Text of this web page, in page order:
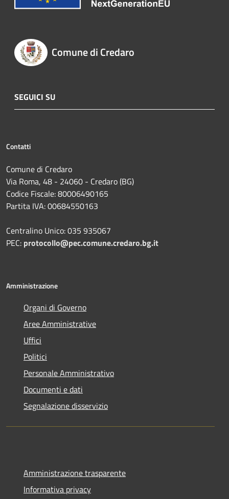
Comune di Credaro
SEGUICI SU
Contatti
Comune di Credaro
Via Roma, 48 - 24060 - Credaro (BG)
Codice Fiscale: 80006490165
Partita IVA: 00684550163
Centralino Unico: 035 935067
PEC: protocollo@pec.comune.credaro.bg.it
Amministrazione
Organi di Governo
Aree Amministrative
Uffici
Politici
Personale Amministrativo
Documenti e dati
Segnalazione disservizio
Amministrazione trasparente
Informativa privacy